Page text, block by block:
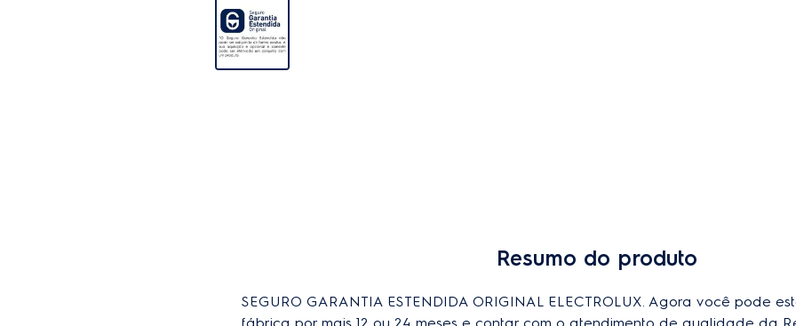
Resumo do produto
SEGURO GARANTIA ESTENDIDA ORIGINAL ELECTROLUX. Agora você pode